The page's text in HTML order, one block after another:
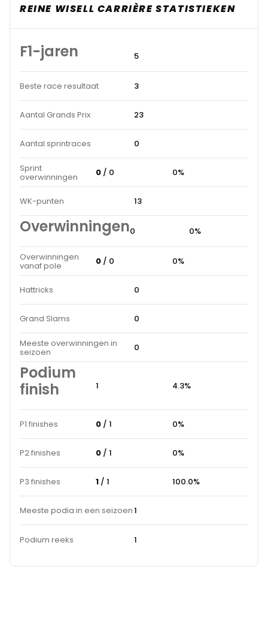
REINE WISELL CARRIÈRE STATISTIEKEN
F1-jaren 5
Beste race resultaat 3
Aantal Grands Prix 23
Aantal sprintraces 0
Sprint
overwinningen 0 / 0 0%
WK-punten 13
Overwinningen0 0%
Overwinningen
vanaf pole 0 / 0 0%
Hattricks 0
Grand Slams 0
Meeste overwinningen in
seizoen 0
Podium
finish
1 4.3%
P1 finishes 0 / 1 0%
P2 finishes 0 / 1 0%
P3 finishes 1 / 1 100.0%
Meeste podia in een seizoen1
Podium reeks 1